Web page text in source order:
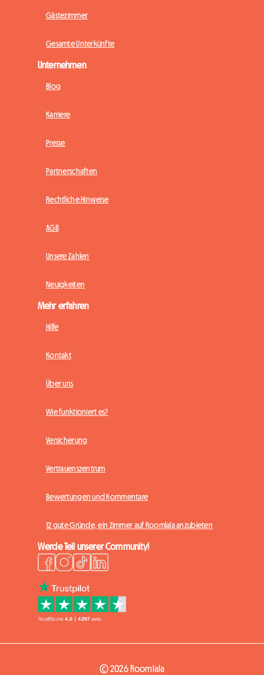
Gästezimmer
Gesamte Unterkünfte
Unternehmen
Blog
Karriere
Presse
Partnerschaften
Rechtliche Hinweise
AGB
Unsere Zahlen
Neuigkeiten
Mehr erfahren
Hilfe
Kontakt
Über uns
Wie funktioniert es?
Versicherung
Vertrauenszentrum
Bewertungen und Kommentare
12 gute Gründe, ein Zimmer auf Roomlala anzubieten
Werde Teil unserer Community!
© 2026 Roomlala